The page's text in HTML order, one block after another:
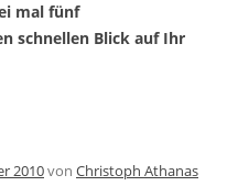
mal fünf
schnellen Blick auf Ihr
2010von Christoph Athanas